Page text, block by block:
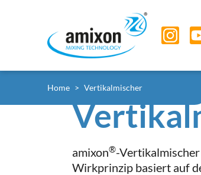
Sie sind hier:
Home Vertikalmischer
amixon®-
Wirkprinzip basiert auf